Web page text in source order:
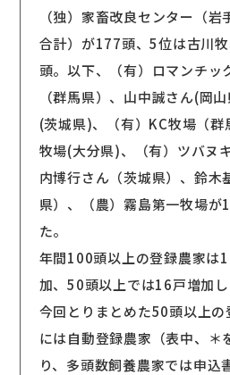
（独）家畜改良センター（
合計）が177頭、5位は古川
頭。以下、（有）ロマンチッ
（群馬県）、山中誠さん(岡
(茨城県)、（有）KC牧場（
牧場(大分県)、（有）ツバヌ
内博行さん（茨城県）、鈴木
県）、（農）霧島第一牧場が
た。
年間100頭以上の登録農家は
加、50頭以上では16戸増加し
今回とりまとめた50頭以上
には自動登録農家（表中、＊
り、多頭数飼養農家では申込